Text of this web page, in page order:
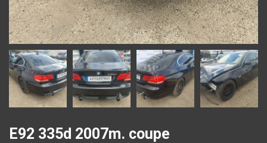
E92 335d 2007m. coupe